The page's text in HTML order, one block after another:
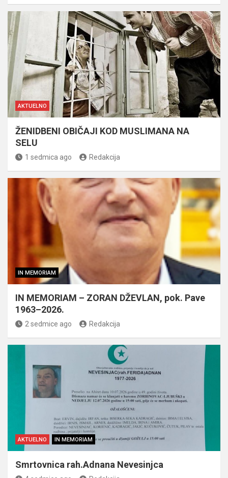
AKTUELNO
ŽENIDBENI OBIČAJI KOD MUSLIMANA NA
SELU
1 sedmica ago Redakcija
IN MEMORIAM
IN MEMORIAM – ZORAN DŽEVLAN, pok. Pave
1963–2026.
2 sedmice ago Redakcija
AKTUELNO IN MEMORIAM
Smrtovnica rah.Adnana Nevesinjca